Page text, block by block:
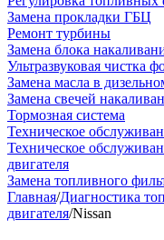
Замена прокладки ГБЦ
Ремонт турбины
Замена блока
Ультразвуковая чистка
Замена масла в
Замена свечей
Тормозная система
Техническое
Техническое
двигателя
Замена топливного
Главная/Диагностика
двигателя/Nissan